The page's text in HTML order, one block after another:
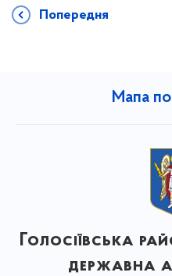
Попередня
Мапа
Голосіївська
державна